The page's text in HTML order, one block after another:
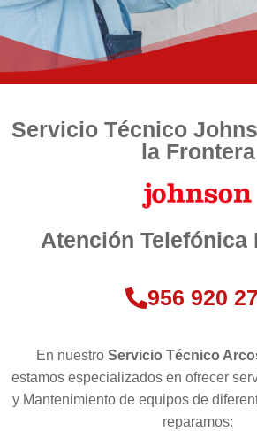
Servicio Técnico
la Frontera
Atención Telefónica
956 920
En nuestro Servicio Técnico
estamos especializados en ofrecer
y Mantenimiento de equipos de
reparamos: